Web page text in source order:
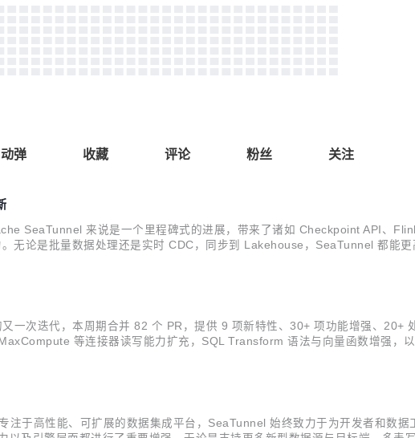
动弹 收藏 评论 粉丝 关注
SeaTunnel 来说是一个里程碑式的进展，带来了诸如 Checkpoint API、
论是批量数据处理还是实时 CDC，同步到 Lakehouse，SeaTunnel 都能更
次迭代，本周期合并 82 个 PR，提供 9 项新特性、30+ 项功能增强、20+
等连接器读写能力扩充，SQL Transform 语法与向量函数增强，
于高性能、可扩展的数据集成平台，SeaTunnel 始终致力于为开发者和数据